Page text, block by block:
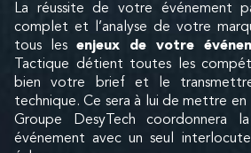
La réussite de votre événement
complet et l’analyse de votre
tous les enjeux de votre
Tactique détient toutes les
bien votre brief et le
technique. Ce sera à lui de mettre
Groupe DesyTech
événement avec un seul